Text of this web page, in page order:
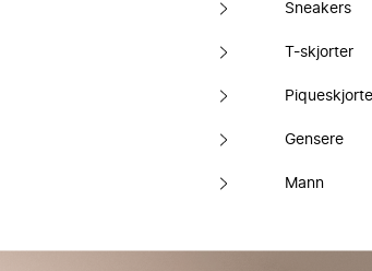
Sneakers
T-skjorter
Gensere
Mann